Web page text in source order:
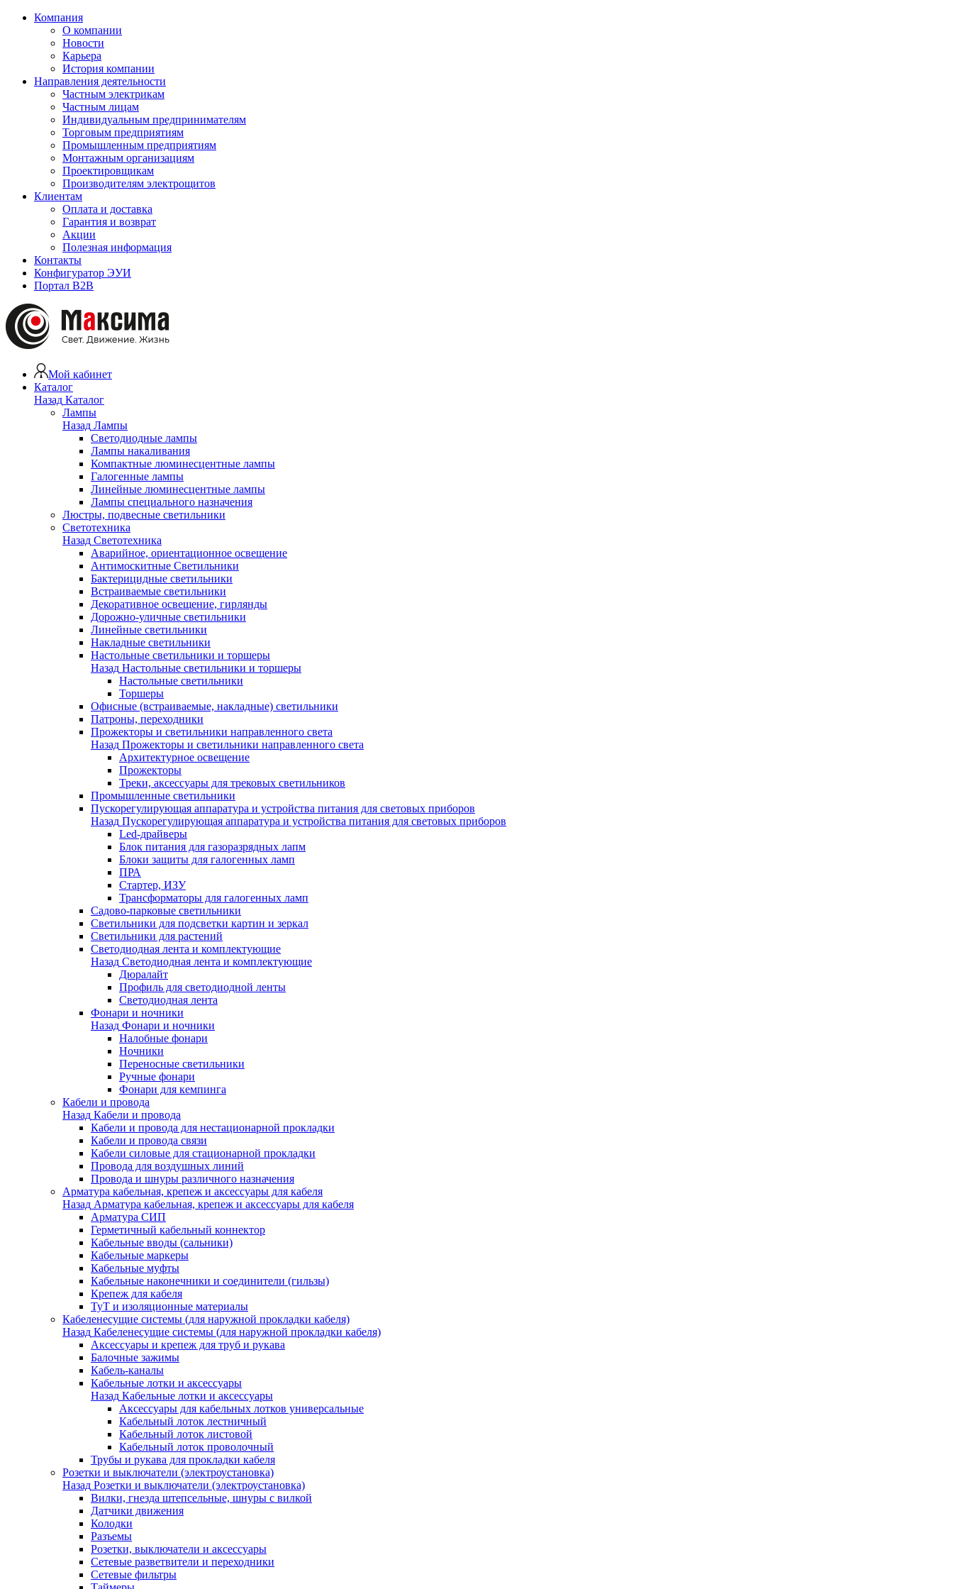
Компания
О компании
Новости
Карьера
История компании
Направления деятельности
Частным электрикам
Частным лицам
Индивидуальным предпринимателям
Торговым предприятиям
Промышленным предприятиям
Монтажным организациям
Проектировщикам
Производителям электрощитов
Клиентам
Оплата и доставка
Гарантия и возврат
Акции
Полезная информация
Контакты
Конфигуратор ЭУИ
Портал B2B
Мой кабинет
Каталог
Назад Каталог
Лампы
Назад Лампы
Светодиодные лампы
Лампы накаливания
Компактные люминесцентные лампы
Галогенные лампы
Линейные люминесцентные лампы
Лампы специального назначения
Люстры, подвесные светильники
Светотехника
Назад Светотехника
Аварийное, ориентационное освещение
Антимоскитные Светильники
Бактерицидные светильники
Встраиваемые светильники
Декоративное освещение, гирлянды
Дорожно-уличные светильники
Линейные светильники
Накладные светильники
Настольные светильники и торшеры
Назад Настольные светильники и торшеры
Настольные светильники
Торшеры
Офисные (встраиваемые, накладные) светильники
Патроны, переходники
Прожекторы и светильники направленного света
Назад Прожекторы и светильники направленного света
Архитектурное освещение
Прожекторы
Треки, аксессуары для трековых светильников
Промышленные светильники
Пускорегулирующая аппаратура и устройства питания для световых приборов
Назад Пускорегулирующая аппаратура и устройства питания для световых приборов
Led-драйверы
Блок питания для газоразрядных лапм
Блоки защиты для галогенных ламп
ПРА
Стартер, ИЗУ
Трансформаторы для галогенных ламп
Садово-парковые светильники
Светильники для подсветки картин и зеркал
Светильники для растений
Светодиодная лента и комплектующие
Назад Светодиодная лента и комплектующие
Дюралайт
Профиль для светодиодной ленты
Светодиодная лента
Фонари и ночники
Назад Фонари и ночники
Налобные фонари
Ночники
Переносные светильники
Ручные фонари
Фонари для кемпинга
Кабели и провода
Назад Кабели и провода
Кабели и провода для нестационарной прокладки
Кабели и провода связи
Кабели силовые для стационарной прокладки
Провода для воздушных линий
Провода и шнуры различного назначения
Арматура кабельная, крепеж и аксессуары для кабеля
Назад Арматура кабельная, крепеж и аксессуары для кабеля
Арматура СИП
Герметичный кабельный коннектор
Кабельные вводы (сальники)
Кабельные маркеры
Кабельные муфты
Кабельные наконечники и соединители (гильзы)
Крепеж для кабеля
ТуТ и изоляционные материалы
Кабеленесущие системы (для наружной прокладки кабеля)
Назад Кабеленесущие системы (для наружной прокладки кабеля)
Аксессуары и крепеж для труб и рукава
Балочные зажимы
Кабель-каналы
Кабельные лотки и аксессуары
Назад Кабельные лотки и аксессуары
Аксессуары для кабельных лотков универсальные
Кабельный лоток лестничный
Кабельный лоток листовой
Кабельный лоток проволочный
Трубы и рукава для прокладки кабеля
Розетки и выключатели (электроустановка)
Назад Розетки и выключатели (электроустановка)
Вилки, гнезда штепсельные, шнуры с вилкой
Датчики движения
Колодки
Разъемы
Розетки, выключатели и аксессуары
Сетевые разветвители и переходники
Сетевые фильтры